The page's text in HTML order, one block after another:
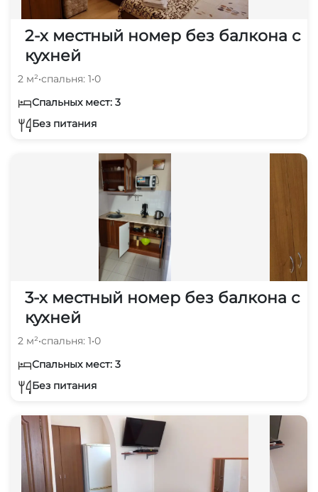
2-х местный номер без балкона с
кухней
2 м²•спальня: 1•0
Спальных мест: 3
Без питания
3-х местный номер без балкона с
кухней
2 м²•спальня: 1•0
Спальных мест: 3
Без питания